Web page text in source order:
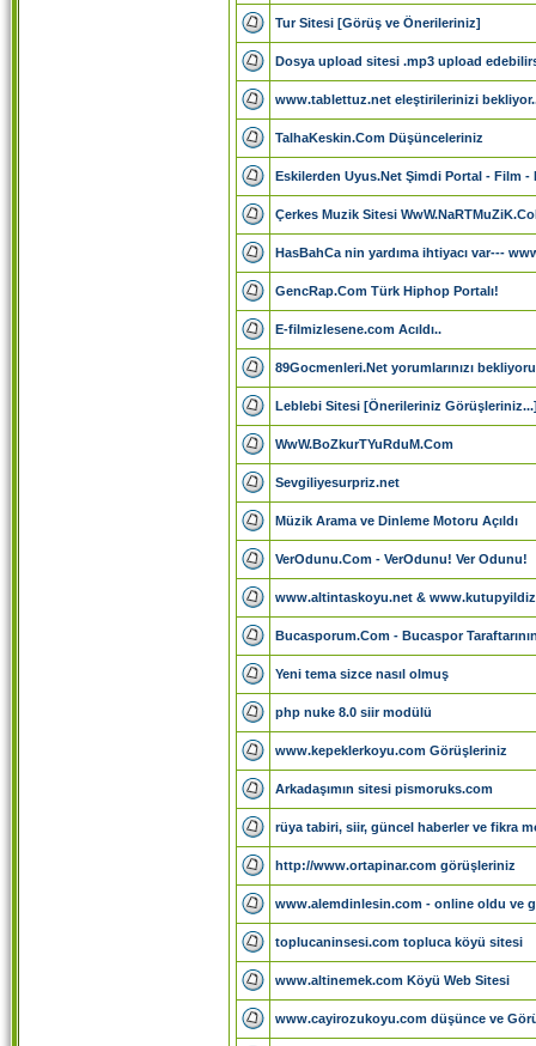
Tur Sitesi [Görüş ve Önerileriniz]
Dosya upload sitesi .mp3 upload
www.tablettuz.net eleştirilerinizi
TalhaKeskin.Com Düşünceleriniz
Eskilerden Uyus.Net Şimdi Portal - Film -
Çerkes Muzik Sitesi
HasBahCa nin yardıma ihtiyacı var---
GencRap.Com Türk Hiphop Portalı!
E-filmizlesene.com Acıldı..
89Gocmenleri.Net yorumlarınızı
Leblebi Sitesi [Önerileriniz
WwW.BoZkurTYuRduM.Com
Sevgiliyesurpriz.net
Müzik Arama ve Dinleme Motoru Açıldı
VerOdunu.Com - VerOdunu! Ver Odunu!
www.altintaskoyu.net &
Bucasporum.Com - Bucaspor
Yeni tema sizce nasıl olmuş
php nuke 8.0 siir modülü
www.kepeklerkoyu.com Görüşleriniz
Arkadaşımın sitesi pismoruks.com
rüya tabiri, siir, güncel haberler ve fikra
http://www.ortapinar.com görüşleriniz
www.alemdinlesin.com - online oldu ve
toplucaninsesi.com topluca köyü sitesi
www.altinemek.com Köyü Web Sitesi
www.cayirozukoyu.com düşünce ve